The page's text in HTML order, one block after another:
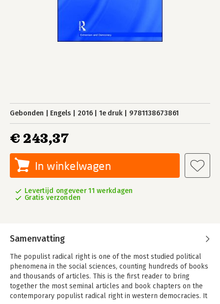
Gebonden Engels 2016 1e druk 9781138673861
€ 243,37
In winkelwagen
Levertijd ongeveer 11 werkdagen
Gratis verzonden
Samenvatting
The populist radical right is one of the most studied political
phenomena in the social sciences, counting hundreds of books
and thousands of articles. This is the first reader to bring
together the most seminal articles and book chapters on the
contemporary populist radical right in western democracies. It